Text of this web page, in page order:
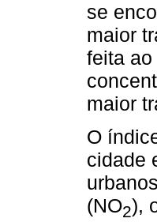
se
maior
feita
maior
O
cidade
(NO2),